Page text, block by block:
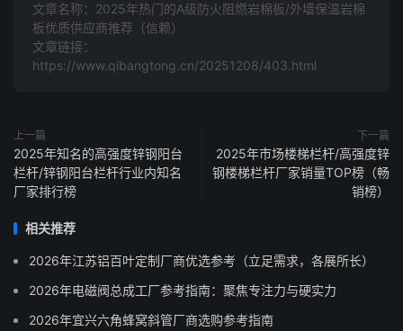
文章名称：2025年热门的A级防火阻燃岩棉板/外墙保温岩棉
板优质供应商推荐（信赖）
文章链接：
https://www.qibangtong.cn/20251208/403.html
上一篇
2025年知名的高强度锌钢阳台
栏杆/锌钢阳台栏杆行业内知名
厂家排行榜
下一篇
2025年市场楼梯栏杆/高强度锌
钢楼梯栏杆厂家销量TOP榜（畅
销榜）
相关推荐
2026年江苏铝百叶定制厂商优选参考（立足需求，各展所长）
2026年电磁阀总成工厂参考指南：聚焦专注力与硬实力
2026年宜兴六角蜂窝斜管厂商选购参考指南